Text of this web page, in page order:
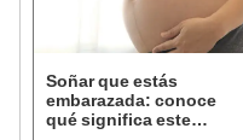
Soñar que estás
embarazada: conoce
qué significa este